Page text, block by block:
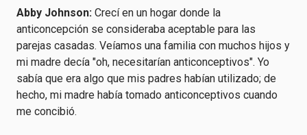
Abby Johnson: Crecí en un hogar donde la
anticoncepción se consideraba aceptable para las
parejas casadas. Veíamos una familia con muchos hijos y
mi madre decía "oh, necesitarían anticonceptivos". Yo
sabía que era algo que mis padres habían utilizado; de
hecho, mi madre había tomado anticonceptivos cuando
me concibió.